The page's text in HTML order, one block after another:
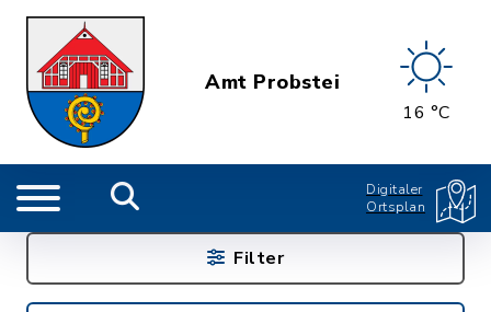
Amt Probstei
16 °C
Digitaler
Ortsplan
Filter